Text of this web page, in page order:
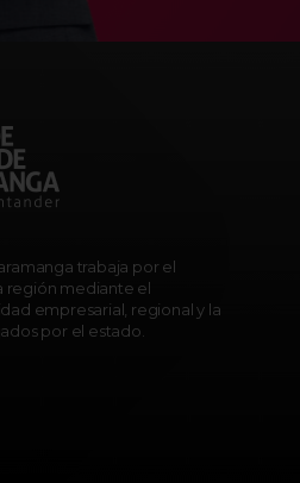
trabaja por el
región mediante el
empresarial, regional y la
por el estado.